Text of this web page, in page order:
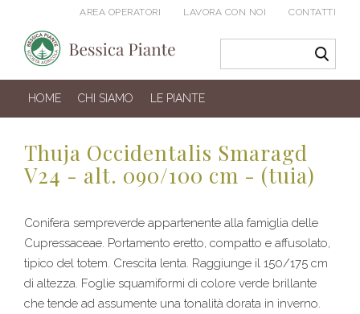
AREA OPERATORI LAVORA CON NOI CONTATTI
HOME CHI SIAMO LE PIANTE
Thuja Occidentalis Smaragd
V24 - alt. 090/100 cm - (tuia)
Conifera sempreverde appartenente alla famiglia delle
Cupressaceae. Portamento eretto, compatto e affusolato,
tipico del totem. Crescita lenta. Raggiunge il 150/175 cm
di altezza. Foglie squamiformi di colore verde brillante
che tende ad assumente una tonalità dorata in inverno.